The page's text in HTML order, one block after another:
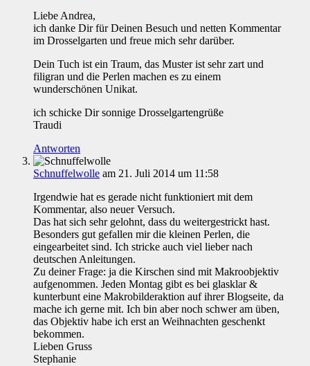
Liebe Andrea,
ich danke Dir für Deinen Besuch und netten Kommentar
im Drosselgarten und freue mich sehr darüber.
Dein Tuch ist ein Traum, das Muster ist sehr zart und
filigran und die Perlen machen es zu einem
wunderschönen Unikat.
ich schicke Dir sonnige Drosselgartengrüße
Traudi
Antworten
Schnuffelwolle am 21. Juli 2014 um 11:58
Irgendwie hat es gerade nicht funktioniert mit dem
Kommentar, also neuer Versuch.
Das hat sich sehr gelohnt, dass du weitergestrickt hast.
Besonders gut gefallen mir die kleinen Perlen, die
eingearbeitet sind. Ich stricke auch viel lieber nach
deutschen Anleitungen.
Zu deiner Frage: ja die Kirschen sind mit Makroobjektiv
aufgenommen. Jeden Montag gibt es bei glasklar &
kunterbunt eine Makrobilderaktion auf ihrer Blogseite, da
mache ich gerne mit. Ich bin aber noch schwer am üben,
das Objektiv habe ich erst an Weihnachten geschenkt
bekommen.
Lieben Gruss
Stephanie